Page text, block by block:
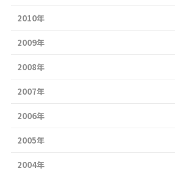
2010年
2009年
2008年
2007年
2006年
2005年
2004年